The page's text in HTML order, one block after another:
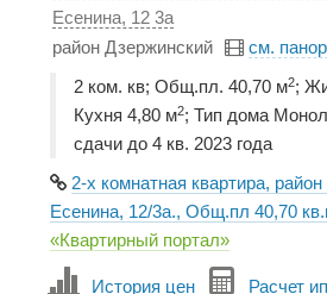
Есенина, 12 3а
район Дзержинский
см.
2 ком. кв; Общ.пл. 40,70 м2;
Кухня 4,80 м2; Тип дома
сдачи до 4 кв. 2023 года
2-х комнатная квартира,
Есенина, 12/3а., Общ.пл 40,70
«Квартирный портал»
История цен Расчет